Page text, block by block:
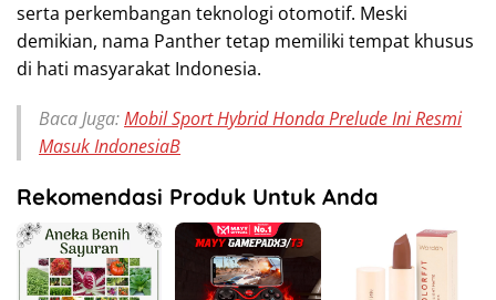
serta perkembangan teknologi otomotif. Meski
demikian, nama Panther tetap memiliki tempat khusus
di hati masyarakat Indonesia.
Baca Juga:Mobil Sport Hybrid Honda Prelude Ini Resmi
Masuk IndonesiaB
Rekomendasi Produk Untuk Anda